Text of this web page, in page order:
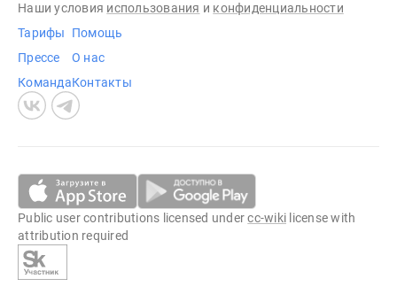
Наши условия использования и конфиденциальности
Тарифы
Прессе
Команда
Помощь
О нас
Контакты
Public user contributions licensed undercc-wiki license with
attribution required